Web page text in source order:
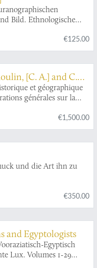
Bild. Ethnologische
[Complete].€125.00
[C. A.] and C.
et géographique
générales sur la
€1,500.00
und die Art ihn zu
€350.00
and Egyptologists
Egyptisch
Lux. Volumes 1-29